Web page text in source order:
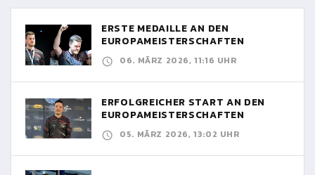
ERSTE MEDAILLE AN DEN
EUROPAMEISTERSCHAFTEN
06. MÄRZ 2026, 11:16 UHR
ERFOLGREICHER START AN DEN
EUROPAMEISTERSCHAFTEN
05. MÄRZ 2026, 13:02 UHR